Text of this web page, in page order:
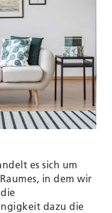
es sich um
in dem wir
dazu die